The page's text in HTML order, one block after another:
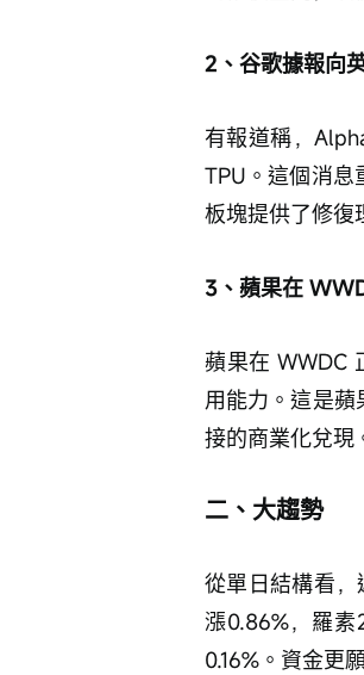
2、谷歌據報向
有報道稱，
TPU。這個消息
板塊提供了修復
3、蘋果在
蘋果在 WWDC
用能力。這是
接的商業化兌現
二、大趨勢
從單日結構看
漲0.86%，羅
0.16%。資金更